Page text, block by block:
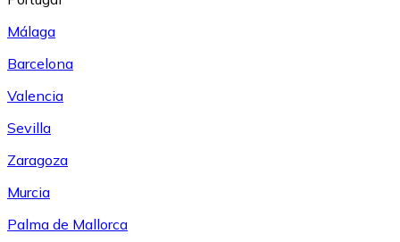
Málaga
Barcelona
Valencia
Sevilla
Zaragoza
Murcia
Palma de Mallorca